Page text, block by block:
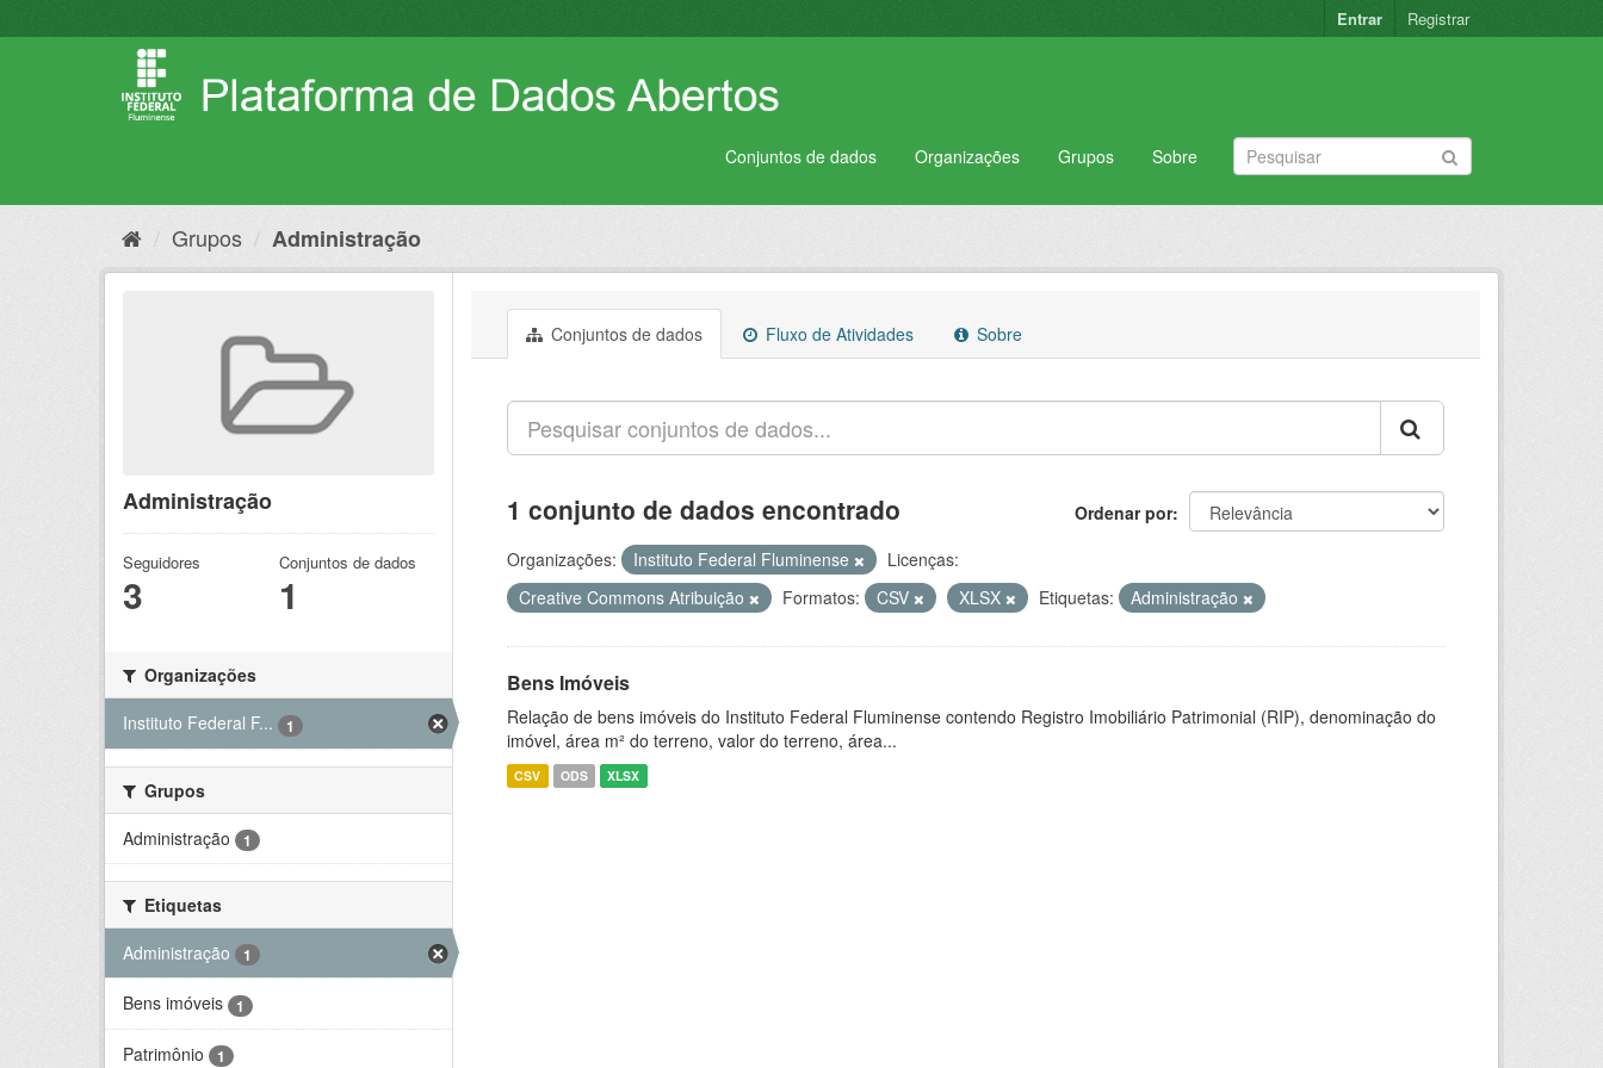
para
Entrar Registrar
Conjuntos de dados Organizações Grupos Sobre
Grupos Administração
Administração
Seguidores
3
Conjuntos de dados
1
Organizações
Instituto Federal F...
1
Grupos
Administração
1
Etiquetas
Administração
1
Bens imóveis 1
Patrimônio 1
Conjuntos de dados Fluxo de Atividades Sobre
Ordenar por
1 conjunto de dados encontrado
Organizações: Instituto Federal Fluminense
Licenças:
Creative Commons Atribuição
Formatos: CSV XLSX Etiquetas: Administração
Bens Imóveis
Relação de bens imóveis do Instituto Federal Fluminense contendo Registro Imobiliário Patrimonial (RIP), denominação do
imóvel, área m² do terreno, valor do terreno, área...
CSV ODS XLSX